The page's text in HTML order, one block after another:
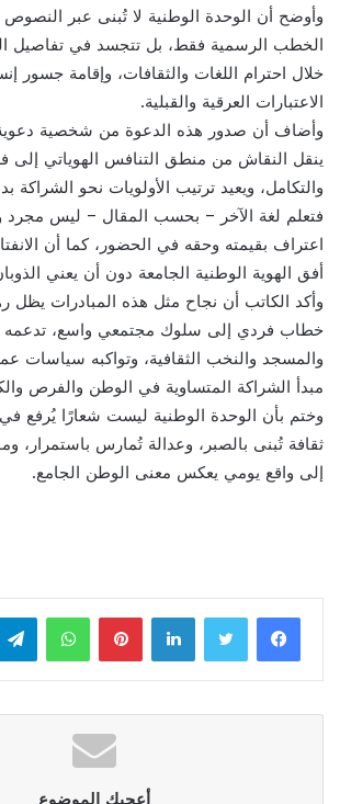
وأوضح أن الوحدة الوطنية لا تُبنى عبر النصوص
الخطب الرسمية فقط، بل تتجسد في تفاصيل
خلال احترام اللغات والثقافات، وإقامة جسور
الاعتبارات العرقية والقبلية.
وأضاف أن صدور هذه الدعوة من شخصية دعوية
ينقل النقاش من منطق التنافس الهوياتي إلى
والتكامل، ويعيد ترتيب الأولويات نحو
فتعلم لغة الآخر – بحسب المقال – ليس مجرد
اعتراف بقيمته وحقه في الحضور، كما أن
أفق الهوية الوطنية الجامعة دون أن يعني
وأكد الكاتب أن نجاح مثل هذه المبادرات يظل
خطاب فردي إلى سلوك مجتمعي واسع، تدعمه
والمسجد والنخب الثقافية، وتواكبه سياسات
مبدأ الشراكة المتساوية في الوطن والفرص
وختم بأن الوحدة الوطنية ليست شعارًا يُرفع
ثقافة تُبنى بالصبر، وعدالة تُمارس باستمرار،
إلى واقع يومي يعكس معنى الوطن الجامع.
لينكدإن بينتيريستواتساب
أعجبك الموضوع